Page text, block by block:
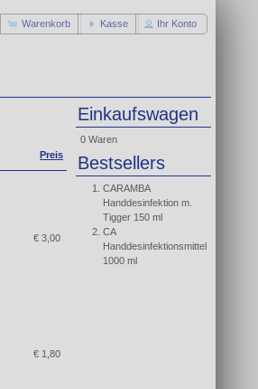
Warenkorb Kasse Ihr Konto
Preis
€ 3,00
€ 1,80
Einkaufswagen
0 Waren
Bestsellers
CARAMBA
Handdesinfektion m.
Tigger 150 ml
CA
Handdesinfektionsmittel
1000 ml